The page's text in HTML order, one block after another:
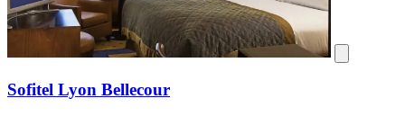
Sofitel Lyon Bellecour